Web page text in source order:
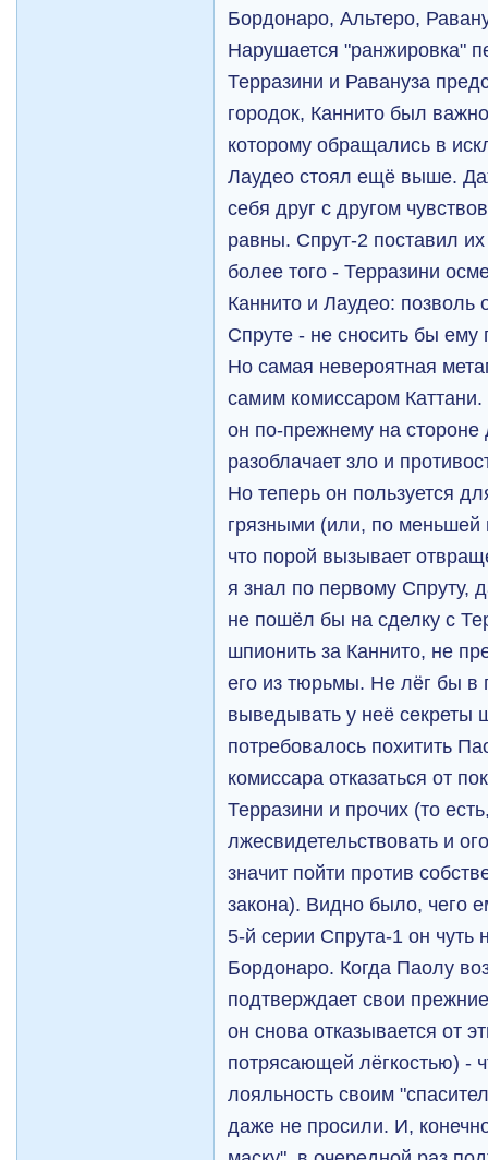
Бордонаро, Альтеро,
Нарушается "ранжировка"
Терразини и Равануза
городок, Каннито был
которому обращались в
Лаудео стоял ещё выше.
себя друг с другом
равны. Спрут-2 поставил
более того - Терразини
Каннито и Лаудео: позволь
Спруте - не сносить бы ему
Но самая невероятная
самим комиссаром
он по-прежнему на
разоблачает зло и
Но теперь он пользуется
грязными (или, по
что порой вызывает
я знал по первому Спруту,
не пошёл бы на сделку с
шпионить за Каннито, не
его из тюрьмы. Не лёг бы в
выведывать у неё секреты
потребовалось похитить
комиссара отказаться от
Терразини и прочих (то
лжесвидетельствовать и
значит пойти против
закона). Видно было, чего
5-й серии Спрута-1 он чуть
Бордонаро. Когда Паолу
подтверждает свои
он снова отказывается от
потрясающей лёгкостью) -
лояльность своим
даже не просили. И,